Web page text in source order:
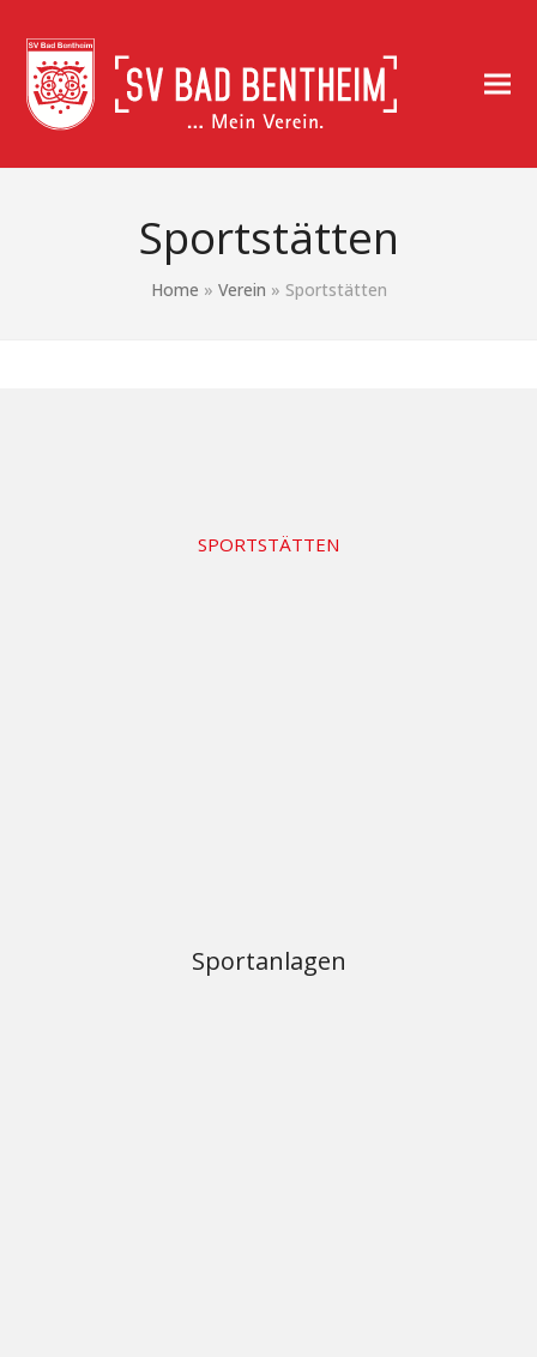
Sportstätten
Home » Verein » Sportstätten
SPORTSTÄTTEN
Sportanlagen